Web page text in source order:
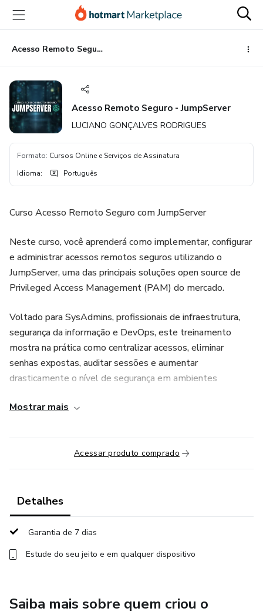
para
conteúdo
principal
para
pagamento
para
rodapé
Acesso Remoto Seguro - JumpServer
Acesso Remoto Seguro - JumpServer
LUCIANO GONÇALVES RODRIGUES
Formato: Cursos Online e Serviços de Assinatura
Idioma: Português
Curso Acesso Remoto Seguro com JumpServer
Neste curso, você aprenderá como implementar, configurar
e administrar acessos remotos seguros utilizando o
JumpServer, uma das principais soluções open source de
Privileged Access Management (PAM) do mercado.
Voltado para SysAdmins, profissionais de infraestrutura,
segurança da informação e DevOps, este treinamento
mostra na prática como centralizar acessos, eliminar
senhas expostas, auditar sessões e aumentar
drasticamente o nível de segurança em ambientes
acesso remoto seguro, até a implementação completa do
JumpServer, integrando servidores Linux, Windows,
dispositivos de rede e bancos de dados, tudo com controle
O que você vai aprender neste curso:
- Instalação e configuração do JumpServer do zero
Mostrar mais
Acessar produto comprado
Detalhes
Garantia de 7 dias
Estude do seu jeito e em qualquer dispositivo
Saiba mais sobre quem criou o